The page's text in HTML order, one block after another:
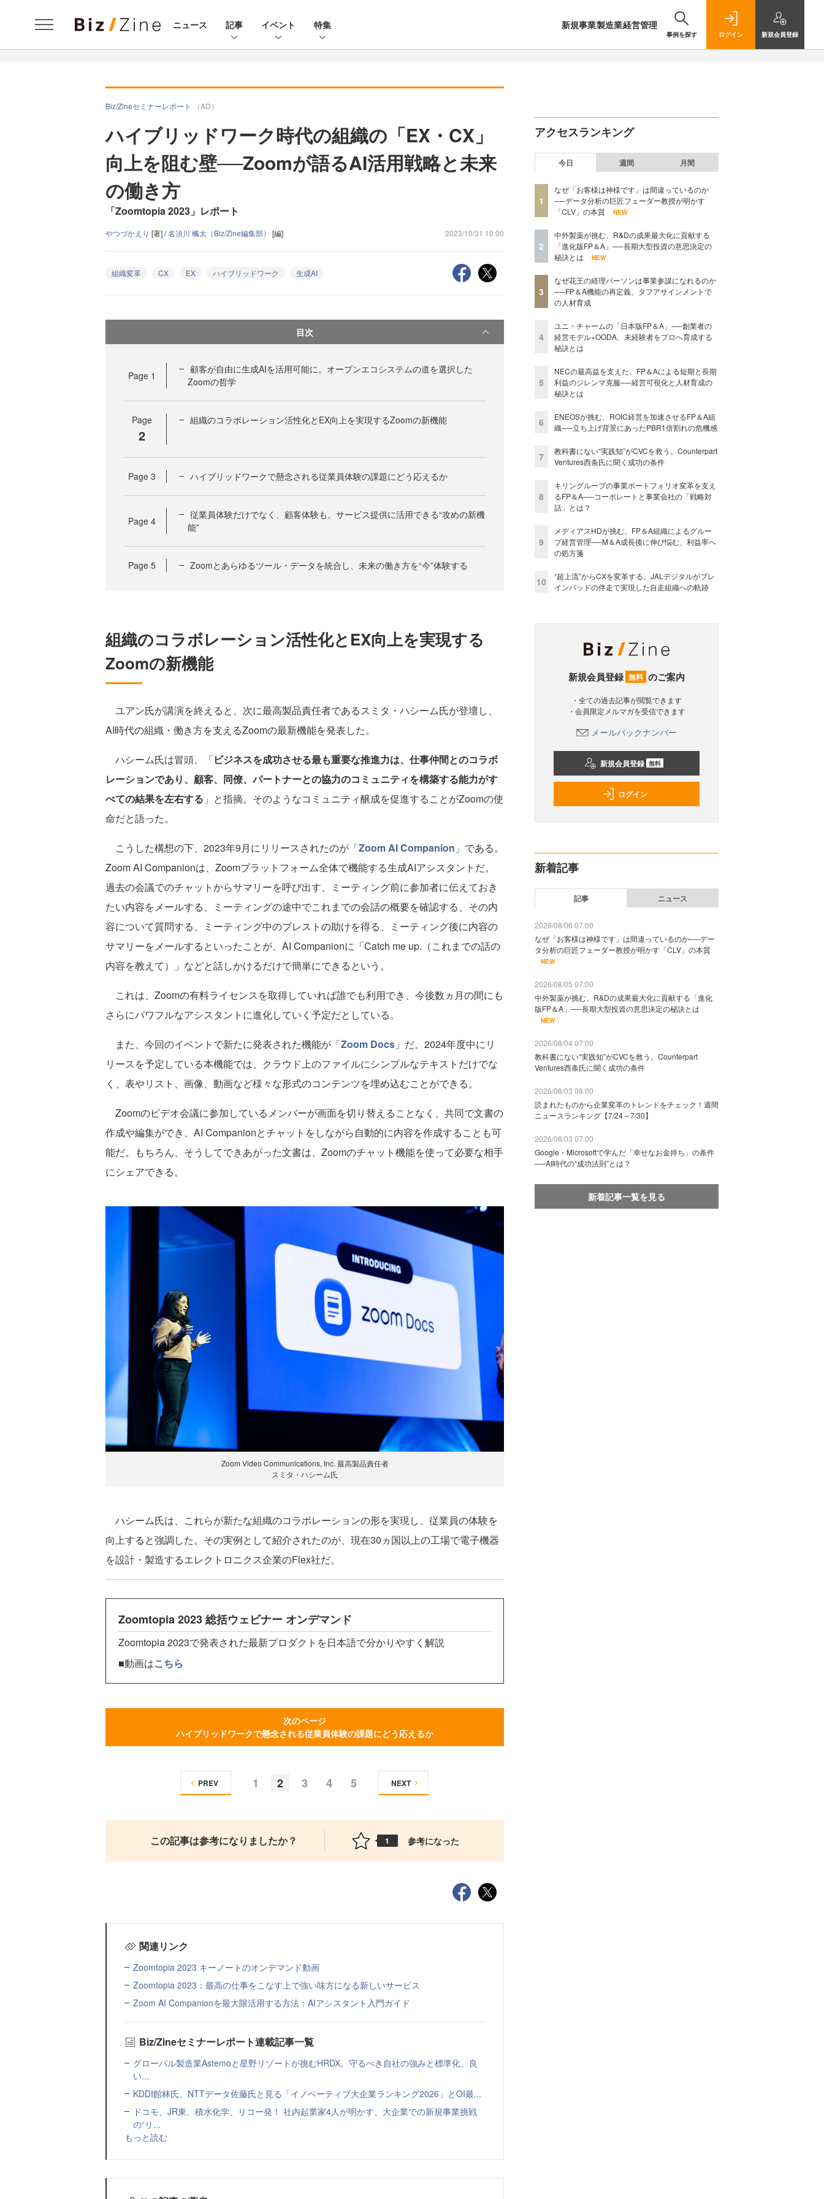
ニュース 記事 イベント 特集 新規事業製造業経営管理
事例を探す ログイン 新規会員登録
Biz/Zineセミナーレポート （AD）
ハイブリッドワーク時代の組織の「EX・CX」
向上を阻む壁──Zoomが語るAI活用戦略と未来
の働き方
「Zoomtopia 2023」レポート
やつづかえり [著] /名須川 楓太（Biz/Zine編集部） [編] 2023/10/31 10:00
組織変革 CX EX ハイブリッドワーク 生成AI
目次
Page 1
顧客が自由に生成AIを活用可能に。オープンエコシステムの道を選択した
Zoomの哲学
Page
2
組織のコラボレーション活性化とEX向上を実現するZoomの新機能
Page 3 ハイブリッドワークで懸念される従業員体験の課題にどう応えるか
Page 4
従業員体験だけでなく、顧客体験も。サービス提供に活用できる“攻めの新機
能”
Page 5 Zoomとあらゆるツール・データを統合し、未来の働き方を“今”体験する
組織のコラボレーション活性化とEX向上を実現する
Zoomの新機能
ユアン氏が講演を終えると、次に最高製品責任者であるスミタ・ハシーム氏が登壇し、
AI時代の組織・働き方を支えるZoomの最新機能を発表した。
ハシーム氏は冒頭、「ビジネスを成功させる最も重要な推進力は、仕事仲間とのコラボ
レーションであり、顧客、同僚、パートナーとの協力のコミュニティを構築する能力がす
べての結果を左右する 」と指摘。そのようなコミュニティ醸成を促進することがZoomの使
命だと語った。
こうした構想の下、2023年9月にリリースされたのが「Zoom AI Companion 」である。
Zoom AI Companionは、Zoomプラットフォーム全体で機能する生成AIアシスタントだ。
過去の会議でのチャットからサマリーを呼び出す、ミーティング前に参加者に伝えておき
たい内容をメールする、ミーティングの途中でこれまでの会話の概要を確認する、その内
容について質問する、ミーティング中のブレストの助けを得る、ミーティング後に内容の
サマリーをメールするといったことが、AI Companionに「Catch me up.（これまでの話の
内容を教えて）」などと話しかけるだけで簡単にできるという。
これは、Zoomの有料ライセンスを取得していれば誰でも利用でき、今後数ヵ月の間にも
さらにパワフルなアシスタントに進化していく予定だとしている。
また、今回のイベントで新たに発表された機能が「Zoom Docs 」だ。2024年度中にリ
リースを予定している本機能では、クラウド上のファイルにシンプルなテキストだけでな
く、表やリスト、画像、動画など様々な形式のコンテンツを埋め込むことができる。
Zoomのビデオ会議に参加しているメンバーが画面を切り替えることなく、共同で文書の
作成や編集ができ、AI Companionとチャットをしながら自動的に内容を作成することも可
能だ。もちろん、そうしてできあがった文書は、Zoomのチャット機能を使って必要な相手
にシェアできる。
Zoom Video Communications, Inc. 最高製品責任者
スミタ・ハシーム氏
ハシーム氏は、これらが新たな組織のコラボレーションの形を実現し、従業員の体験を
向上すると強調した。その実例として紹介されたのが、現在30ヵ国以上の工場で電子機器
を設計・製造するエレクトロニクス企業のFlex社だ。
Zoomtopia 2023 総括ウェビナー オンデマンド
Zoomtopia 2023で発表された最新プロダクトを日本語で分かりやすく解説
■動画はこちら
次のページ
ハイブリッドワークで懸念される従業員体験の課題にどう応えるか
1 2 3 4 5
PREV NEXT
この記事は参考になりましたか？ 1 参考になった
関連リンク
Zoomtopia 2023 キーノートのオンデマンド動画
Zoomtopia 2023：最高の仕事をこなす上で強い味方になる新しいサービス
Zoom AI Companionを最大限活用する方法：AIアシスタント入門ガイド
Biz/Zineセミナーレポート連載記事一覧
グローバル製造業Astemoと星野リゾートが挑むHRDX。守るべき自社の強みと標準化、良
い...
KDDI館林氏、NTTデータ佐藤氏と見る「イノベーティブ大企業ランキング2026」とOI最...
ドコモ、JR東、積水化学、リコー発！ 社内起業家4人が明かす、大企業での新規事業挑戦
の“リ...
もっと読む
アクセスランキング
今日 週間 月間
1
なぜ「お客様は神様です」は間違っているのか
──データ分析の巨匠フェーダー教授が明かす
「CLV」の本質
NEW
2
中外製薬が挑む、R&Dの成果最大化に貢献する
「進化版FP＆A」──長期大型投資の意思決定の
秘訣とは
NEW
3
なぜ花王の経理パーソンは事業参謀になれるのか
──FP＆A機能の再定義、タフアサインメントで
の人材育成
4
ユニ・チャームの「日本版FP＆A」──創業者の
経営モデル×OODA、未経験者をプロへ育成する
秘訣とは
5
NECの最高益を支えた、FP＆Aによる短期と長期
利益のジレンマ克服──経営可視化と人材育成の
秘訣とは
6
ENEOSが挑む、ROIC経営を加速させるFP＆A組
織──立ち上げ背景にあったPBR1倍割れの危機感
7
教科書にない“実践知”がCVCを救う。Counterpart
Ventures西条氏に聞く成功の条件
8
キリングループの事業ポートフォリオ変革を支え
るFP＆A──コーポレートと事業会社の「戦略対
話」とは？
9
メディアスHDが挑む、FP＆A組織によるグルー
プ経営管理──M＆A成長後に伸び悩む、利益率へ
の処方箋
10
“超上流”からCXを変革する。JALデジタルがブレ
インパッドの伴走で実現した自走組織への軌跡
新規会員登録 無料 のご案内
・全ての過去記事が閲覧できます
・会員限定メルマガを受信できます
メールバックナンバー
新規会員登録 無料
ログイン
新着記事
記事 ニュース
2026/08/06 07:00
なぜ「お客様は神様です」は間違っているのか──デー
タ分析の巨匠フェーダー教授が明かす「CLV」の本質
NEW
2026/08/05 07:00
中外製薬が挑む、R&Dの成果最大化に貢献する「進化
版FP＆A」──長期大型投資の意思決定の秘訣とは
NEW
2026/08/04 07:00
教科書にない“実践知”がCVCを救う。Counterpart
Ventures西条氏に聞く成功の条件
2026/08/03 08:00
読まれたものから企業変革のトレンドをチェック！週間
ニュースランキング【7/24～7/30】
2026/08/03 07:00
Google・Microsoftで学んだ「幸せなお金持ち」の条件
──AI時代の“成功法則”とは？
新着記事一覧を見る